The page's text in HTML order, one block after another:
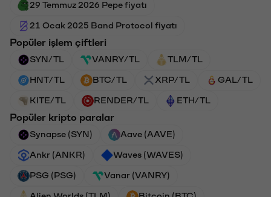
29 Temmuz 2026 Pepe fiyatı
21 Ocak 2025 Band Protocol fiyatı
Popüler işlem çiftleri
SYN/TL VANRY/TL TLM/TL
HNT/TL BTC/TL XRP/TL GAL/TL
KITE/TL RENDER/TL ETH/TL
Popüler kripto paralar
Synapse (SYN) Aave (AAVE)
Ankr (ANKR) Waves (WAVES)
PSG (PSG) Vanar (VANRY)